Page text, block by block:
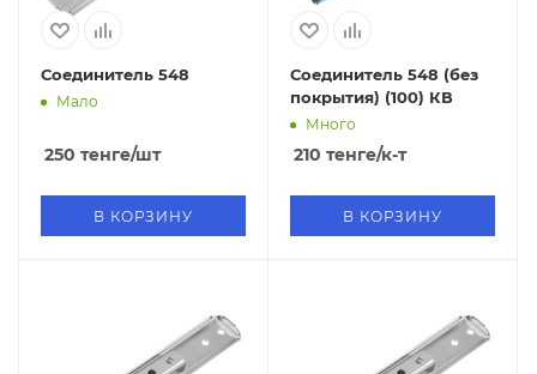
Соединитель 548
Мало
250 тенге/шт
В КОРЗИНУ
Соединитель 548 (без
покрытия) (100) КВ
Много
210 тенге/к-т
В КОРЗИНУ